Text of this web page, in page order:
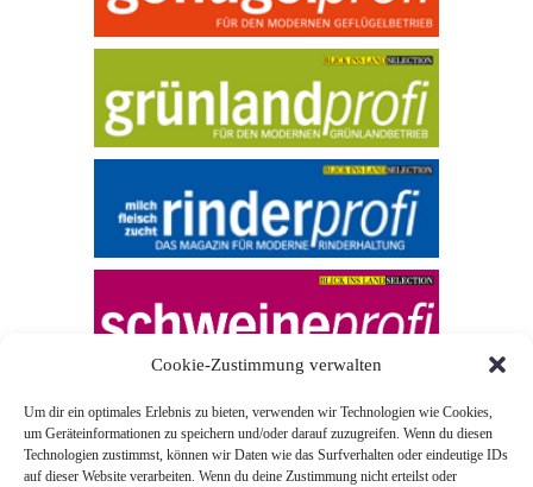
Cookie-Zustimmung verwalten
Um dir ein optimales Erlebnis zu bieten, verwenden wir Technologien wie Cookies,
um Geräteinformationen zu speichern und/oder darauf zuzugreifen. Wenn du diesen
Technologien zustimmst, können wir Daten wie das Surfverhalten oder eindeutige IDs
auf dieser Website verarbeiten. Wenn du deine Zustimmung nicht erteilst oder